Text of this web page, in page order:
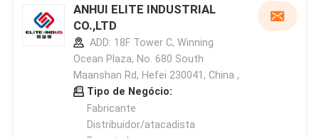
ANHUI ELITE INDUSTRIAL
CO.,LTD
ADD: 18F Tower C, Winning
Ocean Plaza, No. 680 South
Maanshan Rd, Hefei 230041, China ,
Tipo de Negócio:
Fabricante
Distribuidor/atacadista